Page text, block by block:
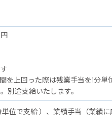
上回った際は残業手当を1分単
別途支給いたします。
位で支給 ）、業績手当（業績